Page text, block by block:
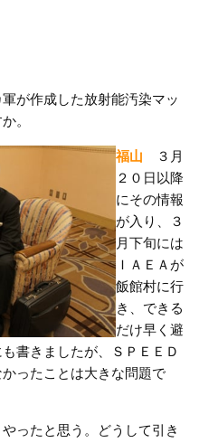
が作成した放射能汚染マッ
。
福山 ３月
２０日以降
にその情報
が入り、３
月下旬には
ＩＡＥＡが
飯館村に行
き、できる
だけ早く避
書きましたが、ＳＰＥＥＤ
ったことは大きな問題で
ったと思う。どうして引き